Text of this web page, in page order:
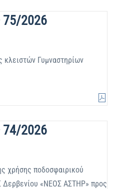
75/2026
Γυμναστηρίων
74/2026
χρήσης ποδοσφαιρικού
Δερβενίου «ΝΕΟΣ ΑΣΤΗΡ» προς